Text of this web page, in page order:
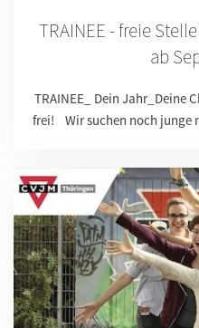
TRAINEE - freie
ab
TRAINEE_ Dein Jahr_Deine
frei! Wir suchen noch junge